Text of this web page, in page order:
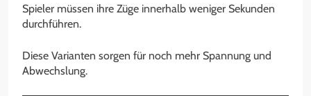
Spieler müssen ihre Züge innerhalb weniger Sekunden
durchführen.
Diese Varianten sorgen für noch mehr Spannung und
Abwechslung.